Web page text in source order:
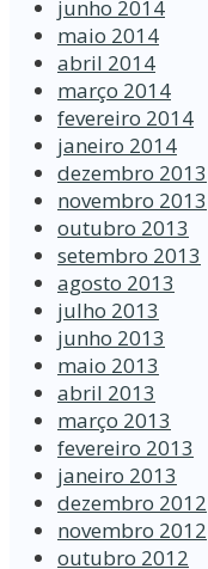
junho 2014
maio 2014
abril 2014
março 2014
fevereiro 2014
janeiro 2014
dezembro 2013
novembro 2013
outubro 2013
setembro 2013
agosto 2013
julho 2013
junho 2013
maio 2013
abril 2013
março 2013
fevereiro 2013
janeiro 2013
dezembro 2012
novembro 2012
outubro 2012